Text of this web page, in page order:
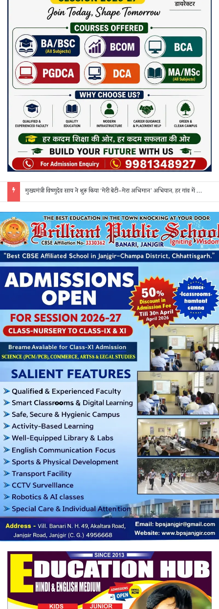
मुख्यमंत्री विष्णुदेव साय ने शुरू किया ‘मेरी बेटी–मेरा अभिमान’ अभियान, हर गांव में मुक्तिधाम और हर स्कूल में बालिका शौचालय